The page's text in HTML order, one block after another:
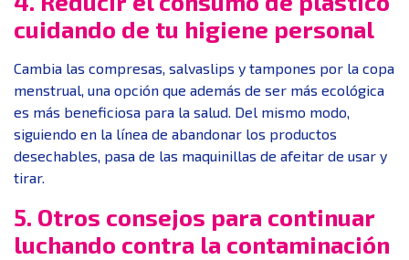
cuidando de tu higiene personal
Cambia las compresas, salvaslips y tampones por la copa
menstrual, una opción que además de ser más ecológica
es más beneficiosa para la salud. Del mismo modo,
siguiendo en la línea de abandonar los productos
desechables, pasa de las maquinillas de afeitar de usar y
tirar.
5. Otros consejos para continuar
luchando contra la contaminación